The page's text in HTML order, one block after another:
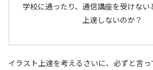
学校に通ったり、通信講座を受けない
上達しないのか？
イラスト上達を考えるさいに、必ずと言っ